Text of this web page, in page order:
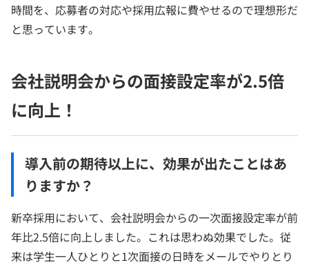
時間を、応募者の対応や採用広報に費やせるので理想形だ
と思っています。
会社説明会からの面接設定率が2.5倍
に向上！
導入前の期待以上に、効果が出たことはあ
りますか？
新卒採用において、会社説明会からの一次面接設定率が前
年比2.5倍に向上しました。これは思わぬ効果でした。従
来は学生一人ひとりと1次面接の日時をメールでやりとり